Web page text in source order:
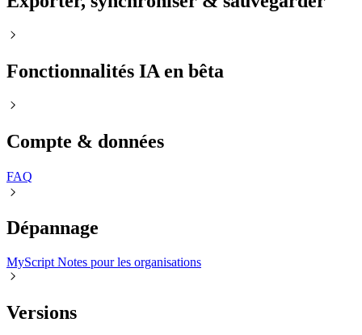
Fonctionnalités IA en bêta
Compte & données
FAQㅤ
Dépannage
MyScript Notes pour les organisations
Versions